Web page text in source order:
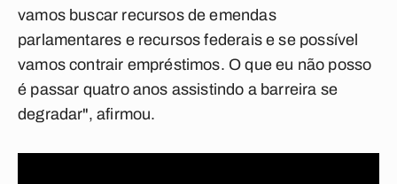
vamos buscar recursos de emendas
parlamentares e recursos federais e se possível
vamos contrair empréstimos. O que eu não posso
é passar quatro anos assistindo a barreira se
degradar", afirmou.